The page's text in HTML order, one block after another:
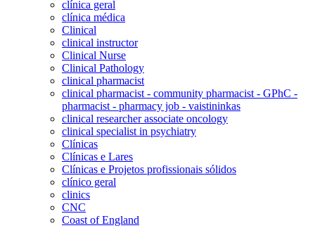
clínica geral
clínica médica
Clinical
clinical instructor
Clinical Nurse
Clinical Pathology
clinical pharmacist
clinical pharmacist - community pharmacist - GPhC -
pharmacist - pharmacy job - vaistininkas
clinical researcher associate oncology
clinical specialist in psychiatry
Clínicas
Clínicas e Lares
Clínicas e Projetos profissionais sólidos
clínico geral
clinics
CNC
Coast of England